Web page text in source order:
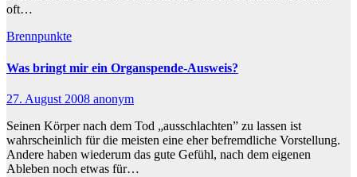
oft…
Brennpunkte
Was bringt mir ein Organspende-Ausweis?
27. August 2008 anonym
Seinen Körper nach dem Tod „ausschlachten” zu lassen ist
wahrscheinlich für die meisten eine eher befremdliche Vorstellung.
Andere haben wiederum das gute Gefühl, nach dem eigenen
Ableben noch etwas für…